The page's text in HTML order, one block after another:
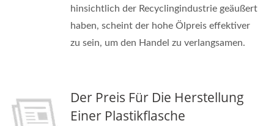
hinsichtlich der Recyclingindustrie geäußert
haben, scheint der hohe Ölpreis effektiver
zu sein, um den Handel zu verlangsamen.
Der Preis Für Die Herstellung
Einer Plastikflasche